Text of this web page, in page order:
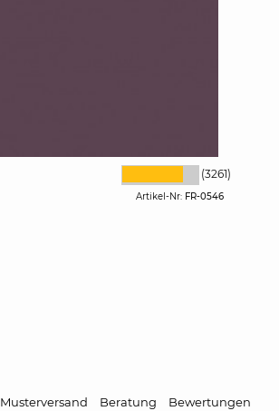
(3261)
Artikel-Nr: FR-0546
Musterversand Beratung Bewertungen